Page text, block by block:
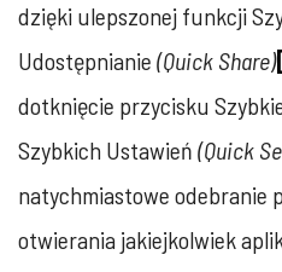
dzięki ulepszonej funkcji
Udostępnianie (Quick Share)
dotknięcie przycisku
Szybkich Ustawień (Quick
natychmiastowe odebranie
otwierania jakiejkolwiek